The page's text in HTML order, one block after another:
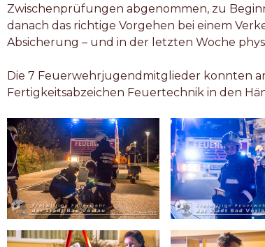
Zwischenprüfungen abgenommen, zu
danach das richtige Vorgehen bei einem
Absicherung – und in der letzten Woche
Die 7 Feuerwehrjugendmitglieder konnten
Fertigkeitsabzeichen Feuertechnik in den